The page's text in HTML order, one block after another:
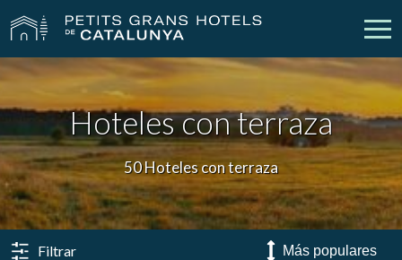
Nuestros Hoteles Escapadas
Bodas Empresas
Cheques Regalo Descubre Catalunya
Mi reserva
Hoteles con terraza
50 Hoteles con terraza
Filtrar